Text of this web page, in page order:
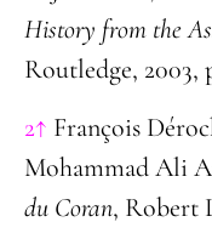
History from the
Routledge, 2003,
2↑ François
Mohammad Ali
du Coran, Robert